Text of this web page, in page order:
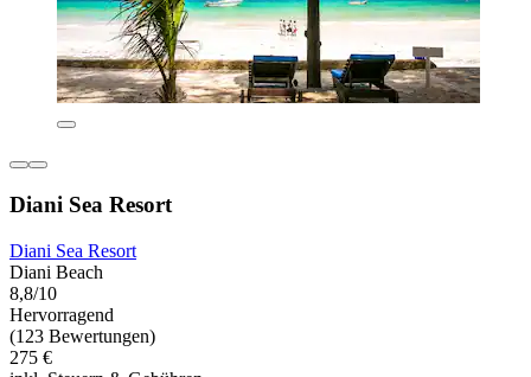
Diani Sea Resort
Diani Sea Resort
Diani Beach
8,8/10
Hervorragend
(123 Bewertungen)
275 €